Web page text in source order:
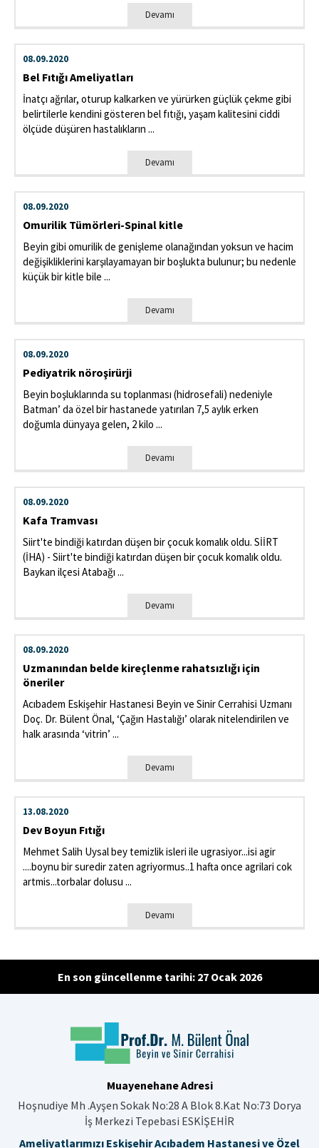
Devamı
08.09.2020
Bel Fıtığı Ameliyatları
İnatçı ağrılar, oturup kalkarken ve yürürken güçlük çekme gibi
belirtilerle kendini gösteren bel fıtığı, yaşam kalitesini ciddi
ölçüde düşüren hastalıkların ...
Devamı
08.09.2020
Omurilik Tümörleri-Spinal kitle
Beyin gibi omurilik de genişleme olanağından yoksun ve hacim
değişikliklerini karşılayamayan bir boşlukta bulunur; bu nedenle
küçük bir kitle bile ...
Devamı
08.09.2020
Pediyatrik nöroşirürji
Beyin boşluklarında su toplanması (hidrosefali) nedeniyle
Batman’ da özel bir hastanede yatırılan 7,5 aylık erken
doğumla dünyaya gelen, 2 kilo ...
Devamı
08.09.2020
Kafa Tramvası
Siirt'te bindiği katırdan düşen bir çocuk komalık oldu. SİİRT
(İHA) - Siirt'te bindiği katırdan düşen bir çocuk komalık oldu.
Baykan ilçesi Atabağı ...
Devamı
08.09.2020
Uzmanından belde kireçlenme rahatsızlığı için
öneriler
Acıbadem Eskişehir Hastanesi Beyin ve Sinir Cerrahisi Uzmanı
Doç. Dr. Bülent Önal, ‘Çağın Hastalığı’ olarak nitelendirilen ve
halk arasında ‘vitrin’ ...
Devamı
13.08.2020
Dev Boyun Fıtığı
Mehmet Salih Uysal bey temizlik isleri ile ugrasiyor...isi agir
....boynu bir suredir zaten agriyormus..1 hafta once agrilari cok
artmis...torbalar dolusu ...
Devamı
En son güncellenme tarihi: 27 Ocak 2026
Muayenehane Adresi
Hoşnudiye Mh .Ayşen Sokak No:28 A Blok 8.Kat No:73 Dorya
İş Merkezi Tepebasi ESKİŞEHİR
Ameliyatlarımızı Eskişehir Acıbadem Hastanesi ve Özel